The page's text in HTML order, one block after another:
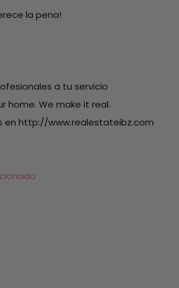
la pena!
a tu servicio
home. We make it real.
en http://www.realestateibz.com